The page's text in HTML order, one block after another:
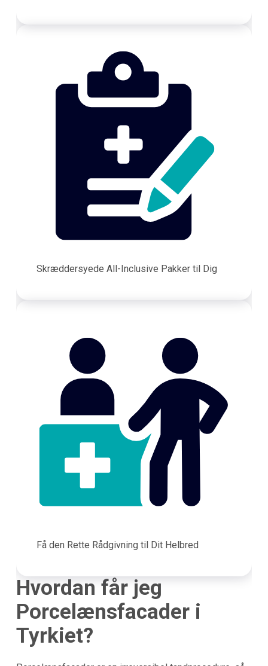
Skræddersyede All-Inclusive Pakker til Dig
Få den Rette Rådgivning til Dit Helbred
Hvordan får jeg
Porcelænsfacader i
Tyrkiet?